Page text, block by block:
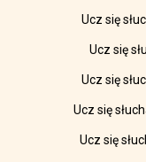
Ucz się
Ucz się
Ucz się
Ucz się
Ucz się